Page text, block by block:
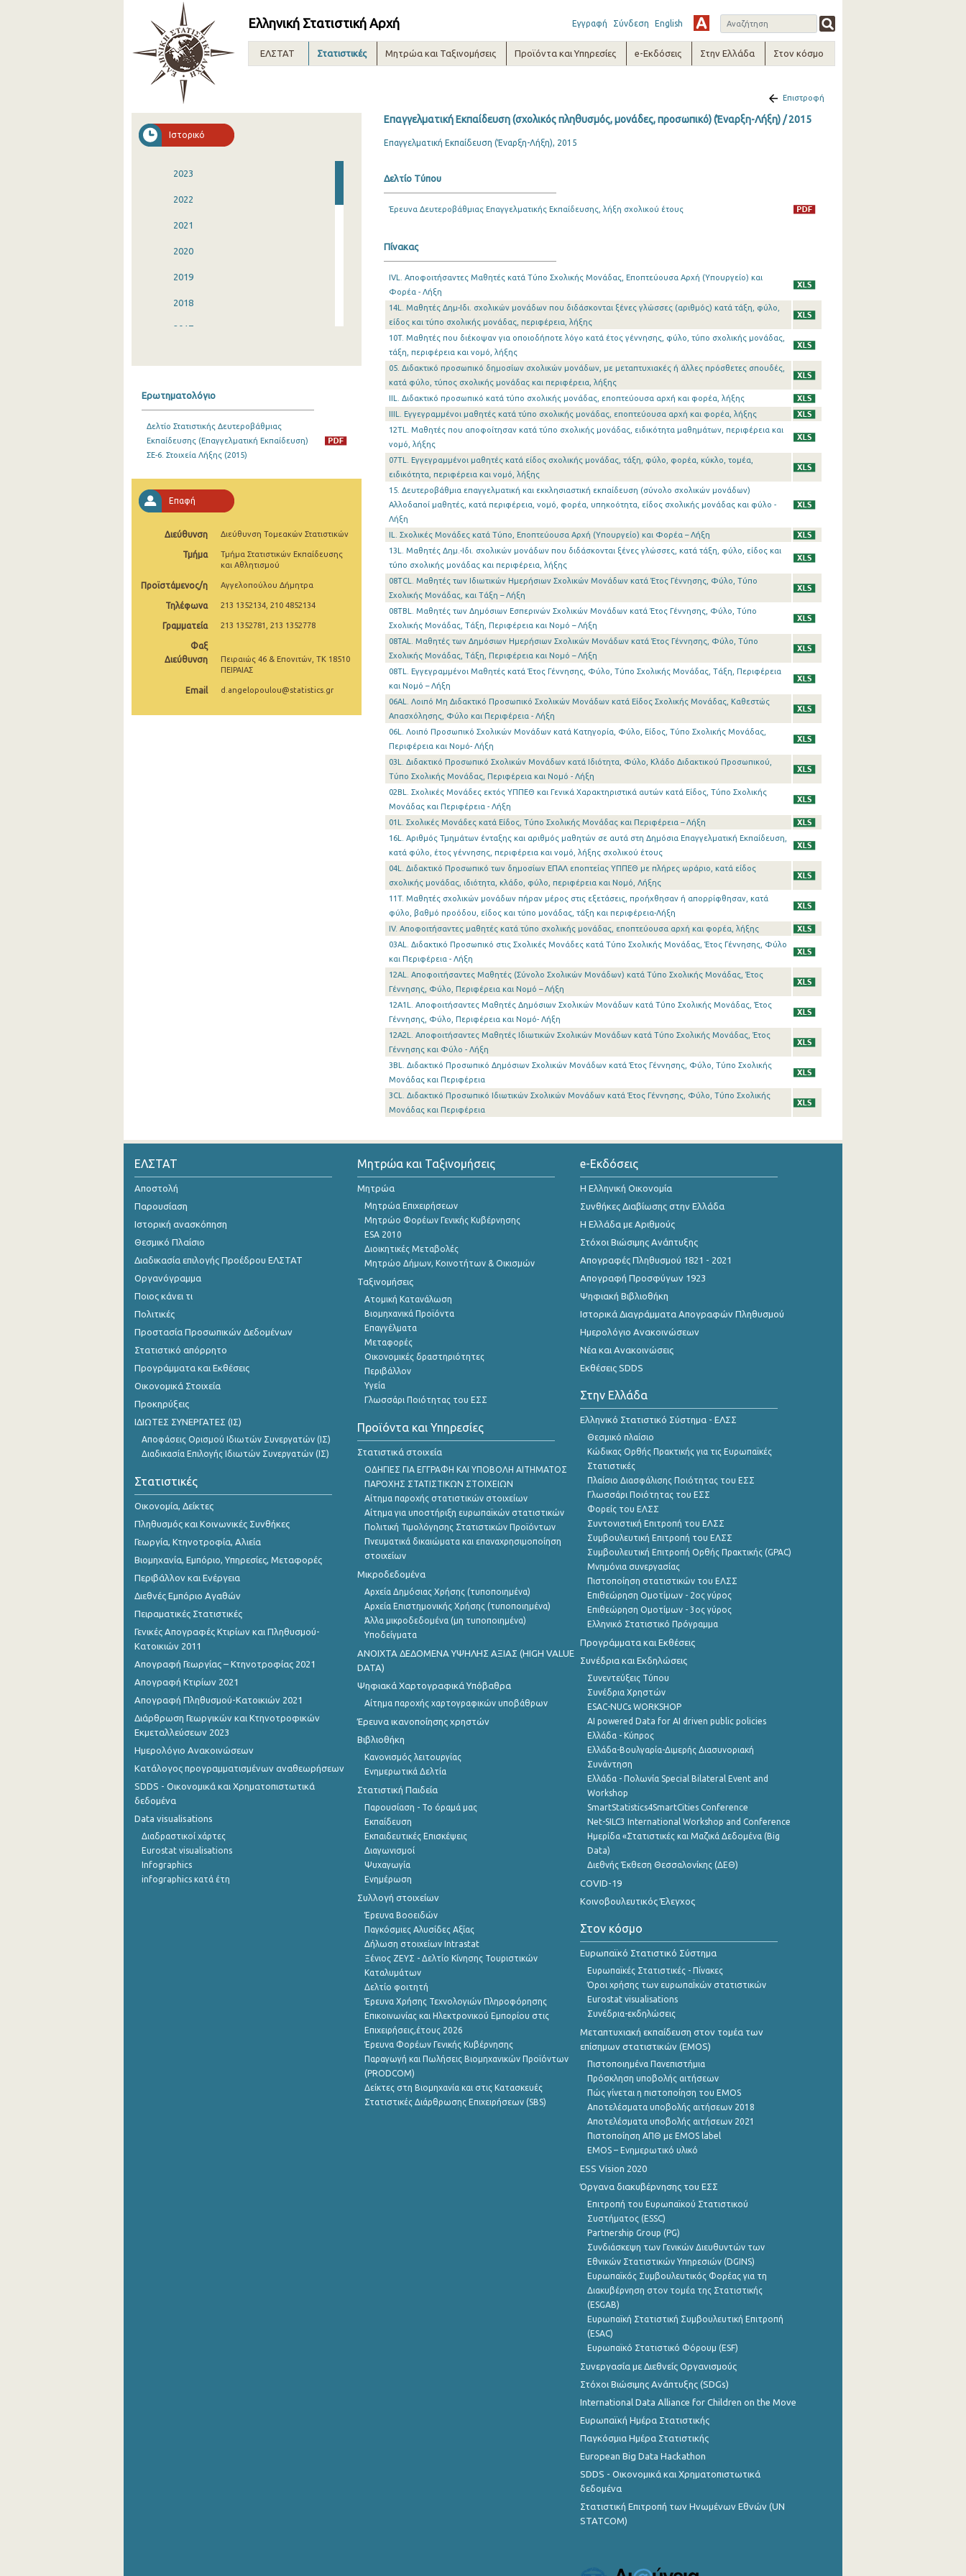
Ελληνική Στατιστική Αρχή Εγγραφή Σύνδεση English
ΕΛΣΤΑΤ Στατιστικές Μητρώα και Ταξινομήσεις Προϊόντα και Υπηρεσίες e-Εκδόσεις Στην Ελλάδα Στον κόσμο
Ιστορικό
2023
2022
2021
2020
2019
2018
2017
2013
2012
2009
2008
2007
2006
2004
2003
2002
Ερωτηματολόγιο
Δελτίο Στατιστικής Δευτεροβάθμιας
Εκπαίδευσης (Επαγγελματική Εκπαίδευση)
ΣΕ-6. Στοιχεία Λήξης (2015)
Επαφή
Διεύθυνση Διεύθυνση Τομεακών Στατιστικών
Τμήμα
Τμήμα Στατιστικών Εκπαίδευσης
και Αθλητισμού
Προϊστάμενος/η Αγγελοπούλου Δήμητρα
Τηλέφωνα 213 1352134, 210 4852134
Γραμματεία 213 1352781, 213 1352778
Φαξ
Διεύθυνση
Πειραιώς 46 & Επονιτών, ΤΚ 18510
ΠΕΙΡΑΙΑΣ
Email d.angelopoulou@statistics.gr
Επιστροφή
Επαγγελματική Εκπαίδευση (σχολικός πληθυσμός, μονάδες, προσωπικό) (Έναρξη-Λήξη) / 2015
Επαγγελματική Εκπαίδευση (Έναρξη-Λήξη), 2015
Δελτίο Τύπου
Έρευνα Δευτεροβάθμιας Επαγγελματικής Εκπαίδευσης, λήξη σχολικού έτους
Πίνακας
IVL. Αποφοιτήσαντες Μαθητές κατά Τύπο Σχολικής Μονάδας, Εποπτεύουσα Αρχή (Υπουργείο) και
Φορέα - Λήξη
14L. Μαθητές Δημ-Ιδι. σχολικών μονάδων που διδάσκονται ξένες γλώσσες (αριθμός) κατά τάξη, φύλο,
είδος και τύπο σχολικής μονάδας, περιφέρεια, λήξης
10T. Μαθητές που διέκοψαν για οποιοδήποτε λόγο κατά έτος γέννησης, φύλο, τύπο σχολικής μονάδας,
τάξη, περιφέρεια και νομό, λήξης
05. Διδακτικό προσωπικό δημοσίων σχολικών μονάδων, με μεταπτυχιακές ή άλλες πρόσθετες σπουδές,
κατά φύλο, τύπος σχολικής μονάδας και περιφέρεια, λήξης
IIL. Διδακτικό προσωπικό κατά τύπο σχολικής μονάδας, εποπτεύουσα αρχή και φορέα, λήξης
IIIL. Εγγεγραμμένοι μαθητές κατά τύπο σχολικής μονάδας, εποπτεύουσα αρχή και φορέα, λήξης
12TL. Μαθητές που αποφοίτησαν κατά τύπο σχολικής μονάδας, ειδικότητα μαθημάτων, περιφέρεια και
νομό, λήξης
07TL. Εγγεγραμμένοι μαθητές κατά είδος σχολικής μονάδας, τάξη, φύλο, φορέα, κύκλο, τομέα,
ειδικότητα, περιφέρεια και νομό, λήξης
15. Δευτεροβάθμια επαγγελματική και εκκλησιαστική εκπαίδευση (σύνολο σχολικών μονάδων)
Αλλοδαποί μαθητές, κατά περιφέρεια, νομό, φορέα, υπηκοότητα, είδος σχολικής μονάδας και φύλο -
Λήξη
IL. Σχολικές Μονάδες κατά Τύπο, Εποπτεύουσα Αρχή (Υπουργείο) και Φορέα – Λήξη
13L. Μαθητές Δημ.-Ιδι. σχολικών μονάδων που διδάσκονται ξένες γλώσσες, κατά τάξη, φύλο, είδος και
τύπο σχολικής μονάδας και περιφέρεια, λήξης
08TCL. Μαθητές των Ιδιωτικών Ημερήσιων Σχολικών Μονάδων κατά Έτος Γέννησης, Φύλο, Τύπο
Σχολικής Μονάδας, και Τάξη – Λήξη
08TBL. Μαθητές των Δημόσιων Εσπερινών Σχολικών Μονάδων κατά Έτος Γέννησης, Φύλο, Τύπο
Σχολικής Μονάδας, Τάξη, Περιφέρεια και Νομό – Λήξη
08TAL. Μαθητές των Δημόσιων Ημερήσιων Σχολικών Μονάδων κατά Έτος Γέννησης, Φύλο, Τύπο
Σχολικής Μονάδας, Τάξη, Περιφέρεια και Νομό – Λήξη
08TL. Εγγεγραμμένοι Μαθητές κατά Έτος Γέννησης, Φύλο, Τύπο Σχολικής Μονάδας, Τάξη, Περιφέρεια
και Νομό – Λήξη
06AL. Λοιπό Μη Διδακτικό Προσωπικό Σχολικών Μονάδων κατά Είδος Σχολικής Μονάδας, Καθεστώς
Απασχόλησης, Φύλο και Περιφέρεια - Λήξη
06L. Λοιπό Προσωπικό Σχολικών Μονάδων κατά Κατηγορία, Φύλο, Είδος, Τύπο Σχολικής Μονάδας,
Περιφέρεια και Νομό- Λήξη
03L. Διδακτικό Προσωπικό Σχολικών Μονάδων κατά Ιδιότητα, Φύλο, Κλάδο Διδακτικού Προσωπικού,
Τύπο Σχολικής Μονάδας, Περιφέρεια και Νομό - Λήξη
02ΒL. Σχολικές Μονάδες εκτός ΥΠΠΕΘ και Γενικά Χαρακτηριστικά αυτών κατά Είδος, Τύπο Σχολικής
Μονάδας και Περιφέρεια - Λήξη
01L. Σχολικές Μονάδες κατά Είδος, Τύπο Σχολικής Μονάδας και Περιφέρεια – Λήξη
16L. Αριθμός Τμημάτων ένταξης και αριθμός μαθητών σε αυτά στη Δημόσια Επαγγελματική Εκπαίδευση,
κατά φύλο, έτος γέννησης, περιφέρεια και νομό, λήξης σχολικού έτους
04L. Διδακτικό Προσωπικό των δημοσίων ΕΠΑΛ εποπτείας ΥΠΠΕΘ με πλήρες ωράριο, κατά είδος
σχολικής μονάδας, ιδιότητα, κλάδο, φύλο, περιφέρεια και Νομό, Λήξης
11T. Μαθητές σχολικών μονάδων πήραν μέρος στις εξετάσεις, προήχθησαν ή απορρίφθησαν, κατά
φύλο, βαθμό προόδου, είδος και τύπο μονάδας, τάξη και περιφέρεια-Λήξη
IV. Αποφοιτήσαντες μαθητές κατά τύπο σχολικής μονάδας, εποπτεύουσα αρχή και φορέα, λήξης
03ΑL. Διδακτικό Προσωπικό στις Σχολικές Μονάδες κατά Τύπο Σχολικής Μονάδας, Έτος Γέννησης, Φύλο
και Περιφέρεια - Λήξη
12AL. Αποφοιτήσαντες Μαθητές (Σύνολο Σχολικών Μονάδων) κατά Τύπο Σχολικής Μονάδας, Έτος
Γέννησης, Φύλο, Περιφέρεια και Νομό – Λήξη
12A1L. Αποφοιτήσαντες Μαθητές Δημόσιων Σχολικών Μονάδων κατά Τύπο Σχολικής Μονάδας, Έτος
Γέννησης, Φύλο, Περιφέρεια και Νομό- Λήξη
12A2L. Αποφοιτήσαντες Μαθητές Ιδιωτικών Σχολικών Μονάδων κατά Τύπο Σχολικής Μονάδας, Έτος
Γέννησης και Φύλο - Λήξη
3BL. Διδακτικό Προσωπικό Δημόσιων Σχολικών Μονάδων κατά Έτος Γέννησης, Φύλο, Τύπο Σχολικής
Μονάδας και Περιφέρεια
3CL. Διδακτικό Προσωπικό Ιδιωτικών Σχολικών Μονάδων κατά Έτος Γέννησης, Φύλο, Τύπο Σχολικής
Μονάδας και Περιφέρεια
ΕΛΣΤΑΤ
Αποστολή
Παρουσίαση
Ιστορική ανασκόπηση
Θεσμικό Πλαίσιο
Διαδικασία επιλογής Προέδρου ΕΛΣΤΑΤ
Οργανόγραμμα
Ποιος κάνει τι
Πολιτικές
Προστασία Προσωπικών Δεδομένων
Στατιστικό απόρρητο
Προγράμματα και Εκθέσεις
Οικονομικά Στοιχεία
Προκηρύξεις
ΙΔΙΩΤΕΣ ΣΥΝΕΡΓΑΤΕΣ (ΙΣ)
Αποφάσεις Ορισμού Ιδιωτών Συνεργατών (ΙΣ)
Διαδικασία Επιλογής Ιδιωτών Συνεργατών (ΙΣ)
Στατιστικές
Οικονομία, Δείκτες
Πληθυσμός και Κοινωνικές Συνθήκες
Γεωργία, Κτηνοτροφία, Αλιεία
Βιομηχανία, Εμπόριο, Υπηρεσίες, Μεταφορές
Περιβάλλον και Ενέργεια
Διεθνές Εμπόριο Αγαθών
Πειραματικές Στατιστικές
Γενικές Απογραφές Κτιρίων και Πληθυσμού-
Κατοικιών 2011
Απογραφή Γεωργίας – Κτηνοτροφίας 2021
Απογραφή Κτιρίων 2021
Απογραφή Πληθυσμού-Κατοικιών 2021
Διάρθρωση Γεωργικών και Κτηνοτροφικών
Εκμεταλλεύσεων 2023
Ημερολόγιο Ανακοινώσεων
Κατάλογος προγραμματισμένων αναθεωρήσεων
SDDS - Οικονομικά και Χρηματοπιστωτικά
δεδομένα
Data visualisations
Διαδραστικοί χάρτες
Eurostat visualisations
Infographics
infographics κατά έτη
Μητρώα και Ταξινομήσεις
Μητρώα
Μητρώα Επιχειρήσεων
Μητρώο Φορέων Γενικής Κυβέρνησης
ESA 2010
Διοικητικές Μεταβολές
Μητρώο Δήμων, Κοινοτήτων & Οικισμών
Ταξινομήσεις
Ατομική Κατανάλωση
Βιομηχανικά Προϊόντα
Επαγγέλματα
Μεταφορές
Οικονομικές δραστηριότητες
Περιβάλλον
Υγεία
Γλωσσάρι Ποιότητας του ΕΣΣ
Προϊόντα και Υπηρεσίες
Στατιστικά στοιχεία
ΟΔΗΓΙΕΣ ΓΙΑ ΕΓΓΡΑΦΗ ΚΑΙ ΥΠΟΒΟΛΗ ΑΙΤΗΜΑΤΟΣ
ΠΑΡΟΧΗΣ ΣΤΑΤΙΣΤΙΚΩΝ ΣΤΟΙΧΕΙΩΝ
Αίτημα παροχής στατιστικών στοιχείων
Αίτημα για υποστήριξη ευρωπαϊκών στατιστικών
Πολιτική Τιμολόγησης Στατιστικών Προϊόντων
Πνευματικά δικαιώματα και επαναχρησιμοποίηση
στοιχείων
Μικροδεδομένα
Αρχεία Δημόσιας Χρήσης (τυποποιημένα)
Αρχεία Επιστημονικής Χρήσης (τυποποιημένα)
Άλλα μικροδεδομένα (μη τυποποιημένα)
Υποδείγματα
ANOIXTA ΔΕΔΟΜΕΝΑ ΥΨΗΛΗΣ ΑΞΙΑΣ (HIGH VALUE
DATA)
Ψηφιακά Χαρτογραφικά Υπόβαθρα
Αίτημα παροχής χαρτογραφικών υποβάθρων
Έρευνα ικανοποίησης χρηστών
Βιβλιοθήκη
Κανονισμός λειτουργίας
Ενημερωτικά Δελτία
Στατιστική Παιδεία
Παρουσίαση - Το όραμά μας
Εκπαίδευση
Εκπαιδευτικές Επισκέψεις
Διαγωνισμοί
Ψυχαγωγία
Ενημέρωση
Συλλογή στοιχείων
Έρευνα Βοοειδών
Παγκόσμιες Αλυσίδες Αξίας
Δήλωση στοιχείων Intrastat
Ξένιος ΖΕΥΣ - Δελτίο Κίνησης Τουριστικών
Καταλυμάτων
Δελτίο φοιτητή
Έρευνα Χρήσης Τεχνολογιών Πληροφόρησης
Επικοινωνίας και Ηλεκτρονικού Εμπορίου στις
Επιχειρήσεις,έτους 2026
Έρευνα Φορέων Γενικής Κυβέρνησης
Παραγωγή και Πωλήσεις Βιομηχανικών Προϊόντων
(PRODCOM)
Δείκτες στη Βιομηχανία και στις Κατασκευές
Στατιστικές Διάρθρωσης Επιχειρήσεων (SBS)
e-Εκδόσεις
Η Ελληνική Οικονομία
Συνθήκες Διαβίωσης στην Ελλάδα
Η Ελλάδα με Αριθμούς
Στόχοι Βιώσιμης Ανάπτυξης
Απογραφές Πληθυσμού 1821 - 2021
Απογραφή Προσφύγων 1923
Ψηφιακή Βιβλιοθήκη
Ιστορικά Διαγράμματα Απογραφών Πληθυσμού
Ημερολόγιο Ανακοινώσεων
Νέα και Ανακοινώσεις
Εκθέσεις SDDS
Στην Ελλάδα
Ελληνικό Στατιστικό Σύστημα - ΕΛΣΣ
Θεσμικό πλαίσιο
Κώδικας Ορθής Πρακτικής για τις Ευρωπαϊκές
Στατιστικές
Πλαίσιο Διασφάλισης Ποιότητας του ΕΣΣ
Γλωσσάρι Ποιότητας του ΕΣΣ
Φορείς του ΕΛΣΣ
Συντονιστική Επιτροπή του ΕΛΣΣ
Συμβουλευτική Επιτροπή του ΕΛΣΣ
Συμβουλευτική Επιτροπή Ορθής Πρακτικής (GPAC)
Μνημόνια συνεργασίας
Πιστοποίηση στατιστικών του ΕΛΣΣ
Επιθεώρηση Ομοτίμων - 2ος γύρος
Επιθεώρηση Ομοτίμων - 3ος γύρος
Ελληνικό Στατιστικό Πρόγραμμα
Προγράμματα και Εκθέσεις
Συνέδρια και Εκδηλώσεις
Συνεντεύξεις Τύπου
Συνέδρια Χρηστών
ESAC-NUCs WORKSHOP
AI powered Data for AI driven public policies
Ελλάδα - Κύπρος
Ελλάδα-Βουλγαρία-Διμερής Διασυνοριακή
Συνάντηση
Ελλάδα - Πολωνία Special Bilateral Event and
Workshop
SmartStatistics4SmartCities Conference
Net-SILC3 International Workshop and Conference
Ημερίδα «Στατιστικές και Μαζικά Δεδομένα (Big
Data)
Διεθνής Έκθεση Θεσσαλονίκης (ΔΕΘ)
COVID-19
Κοινοβουλευτικός Έλεγχος
Στον κόσμο
Ευρωπαϊκό Στατιστικό Σύστημα
Ευρωπαϊκές Στατιστικές - Πίνακες
Όροι χρήσης των ευρωπαΪκών στατιστικών
Eurostat visualisations
Συνέδρια-εκδηλώσεις
Μεταπτυχιακή εκπαίδευση στον τομέα των
επίσημων στατιστικών (EMOS)
Πιστοποιημένα Πανεπιστήμια
Πρόσκληση υποβολής αιτήσεων
Πώς γίνεται η πιστοποίηση του EMOS
Αποτελέσματα υποβολής αιτήσεων 2018
Αποτελέσματα υποβολής αιτήσεων 2021
Πιστοποίηση ΑΠΘ με EMOS label
EMOS – Ενημερωτικό υλικό
ESS Vision 2020
Όργανα διακυβέρνησης του ΕΣΣ
Επιτροπή του Ευρωπαϊκού Στατιστικού
Συστήματος (ESSC)
Partnership Group (PG)
Συνδιάσκεψη των Γενικών Διευθυντών των
Εθνικών Στατιστικών Υπηρεσιών (DGINS)
Ευρωπαϊκός Συμβουλευτικός Φορέας για τη
Διακυβέρνηση στον τομέα της Στατιστικής
(ESGAB)
Ευρωπαϊκή Στατιστική Συμβουλευτική Επιτροπή
(ESAC)
Ευρωπαϊκό Στατιστικό Φόρουμ (ESF)
Συνεργασία με Διεθνείς Οργανισμούς
Στόχοι Βιώσιμης Ανάπτυξης (SDGs)
International Data Alliance for Children on the Move
Ευρωπαϊκή Ημέρα Στατιστικής
Παγκόσμια Ημέρα Στατιστικής
European Big Data Hackathon
SDDS - Οικονομικά και Χρηματοπιστωτικά
δεδομένα
Στατιστική Επιτροπή των Ηνωμένων Εθνών (UN
STATCOM)